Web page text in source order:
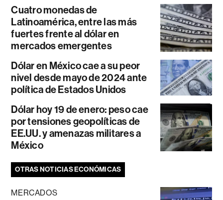
Cuatro monedas de
Latinoamérica, entre las más
fuertes frente al dólar en
mercados emergentes
Dólar en México cae a su peor
nivel desde mayo de 2024 ante
política de Estados Unidos
Dólar hoy 19 de enero: peso cae
por tensiones geopolíticas de
EE.UU. y amenazas militares a
México
OTRAS NOTICIAS ECONÓMICAS
MERCADOS